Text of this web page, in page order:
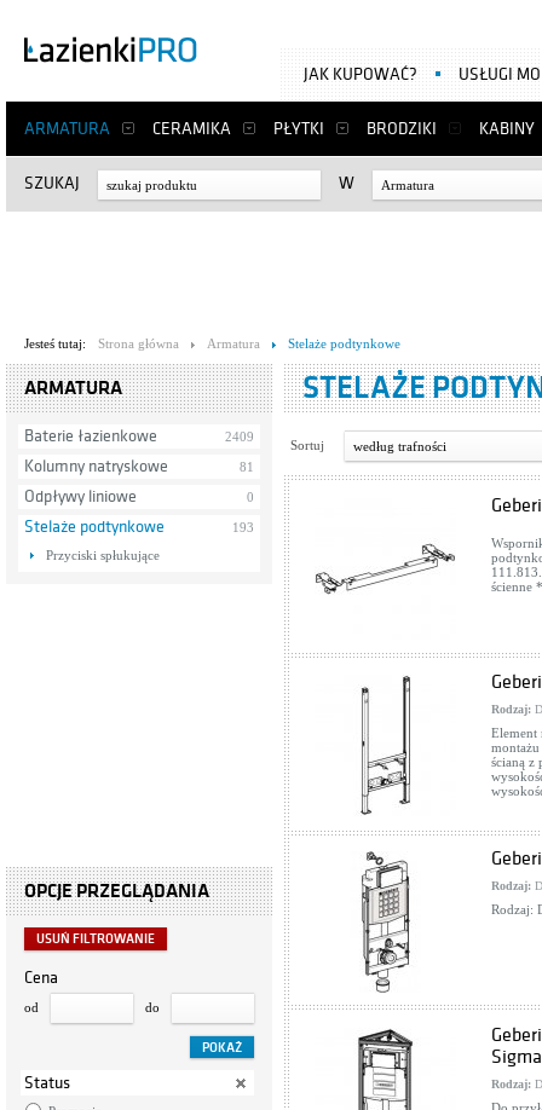
ARMATURA CERAMIKA PŁYTKI BRODZIKI KABINY
JAK KUPOWAĆ? USŁUGI
SZUKAJ W Armatura
Jesteś tutaj: Strona główna Armatura Stelaże podtynkowe
ARMATURA
Baterie łazienkowe 2409
Kolumny natryskowe 81
Odpływy liniowe 0
Stelaże podtynkowe
193
Przyciski spłukujące
OPCJE PRZEGLĄDANIA
USUŃ FILTROWANIE
Cena
od do
Status
STELAŻE
Sortuj według trafności
ścienne
Rodzaj:
Element
montażu
ścianą z
Rodzaj:
Rodzaj:
Rodzaj: